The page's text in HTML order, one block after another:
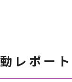
レポート